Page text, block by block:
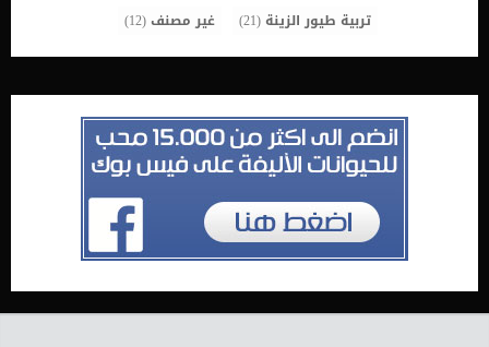
تربية طيور الزينة (21) غير مصنف(12)